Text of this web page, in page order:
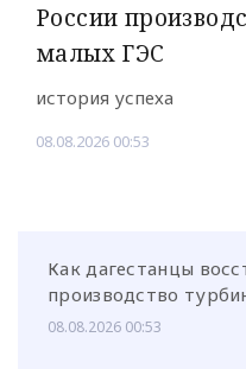
России
малых ГЭС
история успеха
08.08.2026 00:53
Как дагестанцы
производство
08.08.2026 00:53